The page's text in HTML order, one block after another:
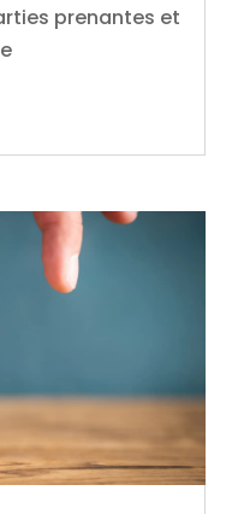
prenantes et